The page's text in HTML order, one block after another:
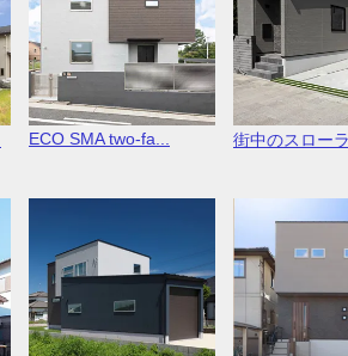
ECO SMA two-fa... 街中のスロー